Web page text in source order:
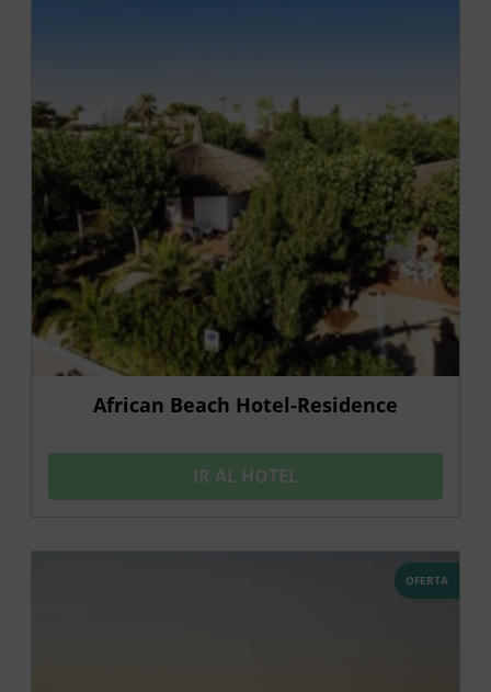
African Beach Hotel-Residence
IR AL HOTEL
OFERTA